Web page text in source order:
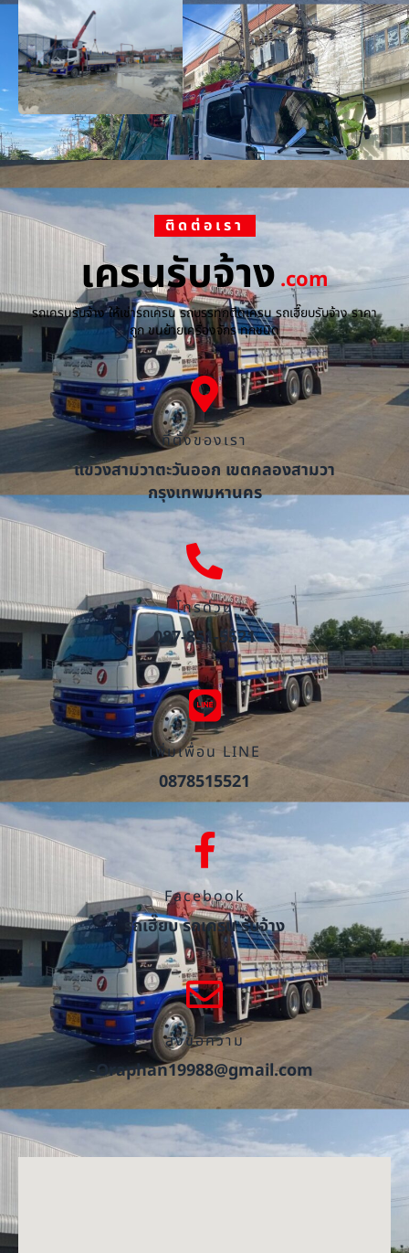
ติดต่อเรา
เครนรับจ้าง.com
รถเครนรับจ้าง ให้เช่ารถเครน รถบรรทุกติดเครน รถเฮี๊ยบรับจ้าง ราคา
ถูก ขนย้ายเครื่องจักร ทุกชนิด
ที่ตั้งของเรา
แขวงสามวาตะวันออก เขตคลองสามวา
กรุงเทพมหานคร
โทรด่วน
087-851-5521
เพิ่มเพื่อน LINE
0878515521
Facebook
รถเฮี๊ยบ รถเครน รับจ้าง
ส่งข้อความ
Oraphan19988@gmail.com